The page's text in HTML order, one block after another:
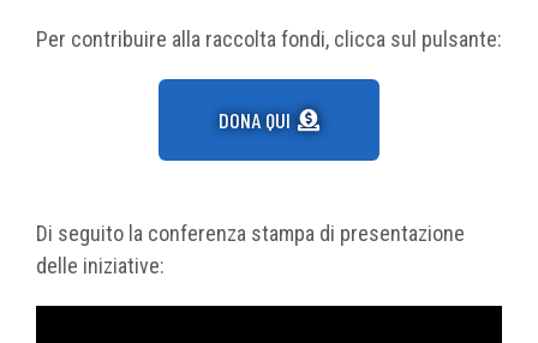
Per contribuire alla raccolta fondi, clicca sul pulsante:
DONA QUI
Di seguito la conferenza stampa di presentazione
delle iniziative: